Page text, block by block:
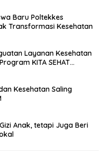
Baru Poltekkes
Transformasi Kesehatan
Layanan Kesehatan
KITA SEHAT
Kesehatan Saling
Anak, tetapi Juga Beri